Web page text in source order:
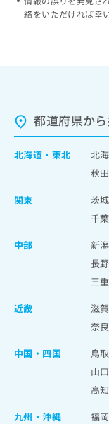
絡をいただければ幸
都道府県か
北海道 ・ 東北 北
秋
関東
茨
千
中部
新
長
三
近畿
滋
奈
中国・四国
鳥
山
高
九州・沖縄
福